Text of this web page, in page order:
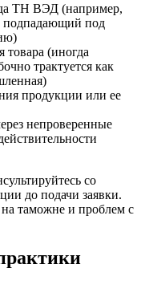
ТН ВЭД (например,
подпадающий под
товара (иногда
трактуется как
продукции или ее
непроверенные
со
до подачи заявки.
таможне и проблем с